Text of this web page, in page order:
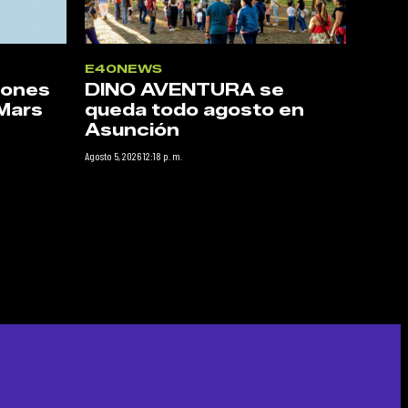
E40NEWS
DINO AVENTURA se
queda todo agosto en
Asunción
Agosto 5, 2026 12:18 p. m.